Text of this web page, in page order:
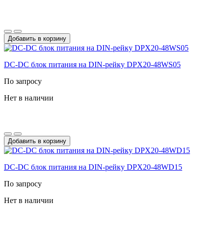
Добавить в корзину
DC-DС блок питания на DIN-рейку DPX20-48WS05
По запросу
Нет в наличии
Добавить в корзину
DC-DС блок питания на DIN-рейку DPX20-48WD15
По запросу
Нет в наличии